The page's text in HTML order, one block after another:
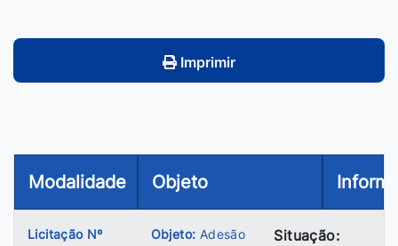
Imprimir
Modalidade Objeto
Licitação Nº
Objeto: Adesão
Situação: